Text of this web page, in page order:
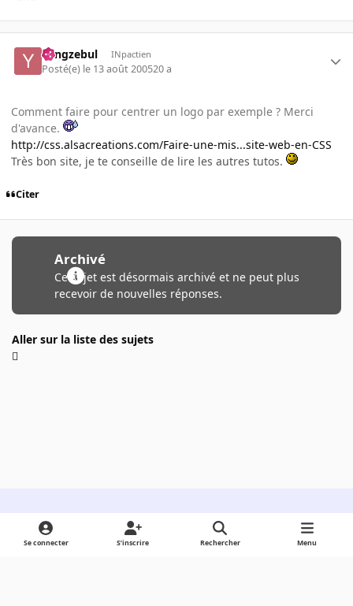
Yangzebul INpactien
Posté(e) le 13 août 200520 a
Comment faire pour centrer un logo par exemple ? Merci
d'avance.
http://css.alsacreations.com/Faire-une-mis...site-web-en-CSS
Très bon site, je te conseille de lire les autres tutos.
Citer
Archivé
Ce sujet est désormais archivé et ne peut plus
recevoir de nouvelles réponses.
Aller sur la liste des sujets
Light ModeDark ModeSystem Preference
Se connecter S’inscrire Rechercher Menu